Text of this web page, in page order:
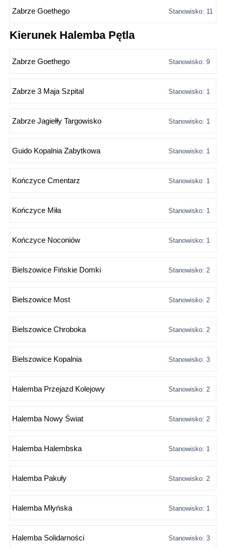
Zabrze Goethego Stanowisko: 11
Kierunek Halemba Pętla
Zabrze Goethego Stanowisko: 9
Zabrze 3 Maja Szpital Stanowisko: 1
Zabrze Jagiełły Targowisko Stanowisko: 1
Guido Kopalnia Zabytkowa Stanowisko: 1
Kończyce Cmentarz Stanowisko: 1
Kończyce Miła Stanowisko: 1
Kończyce Noconiów Stanowisko: 1
Bielszowice Fińskie Domki Stanowisko: 2
Bielszowice Most Stanowisko: 2
Bielszowice Chroboka Stanowisko: 2
Bielszowice Kopalnia Stanowisko: 3
Halemba Przejazd Kolejowy Stanowisko: 2
Halemba Nowy Świat Stanowisko: 2
Halemba Halembska Stanowisko: 1
Halemba Pakuły Stanowisko: 2
Halemba Młyńska Stanowisko: 1
Halemba Solidarności Stanowisko: 3